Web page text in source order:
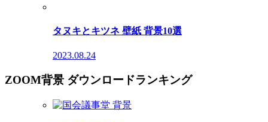
タヌキとキツネ 壁紙 背景10選
2023.08.24
ZOOM背景 ダウンロードランキング